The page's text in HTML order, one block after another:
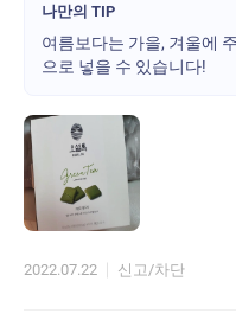
과자도 너무 맛있지만 속에
과자에요 다음에도 또 주문
나만의 TIP
여름보다는 가을, 겨울에
으로 넣을 수 있습니다!
2022.07.22 신고/차단